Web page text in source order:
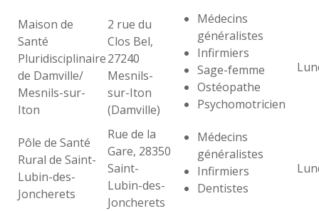
Maison de
Santé
Pluridisciplinaire
de Damville/
Mesnils-sur-
Iton
2 rue du
Clos Bel,
27240
Mesnils-
sur-Iton
(Damville)
Médecins
généralistes
Infirmiers
Sage-femme
Ostéopathe
Psychomotricien
Pôle de Santé
Rural de Saint-
Lubin-des-
Joncherets
Rue de la
Gare, 28350
Saint-
Lubin-des-
Joncherets
Médecins
généralistes
Infirmiers
Dentistes